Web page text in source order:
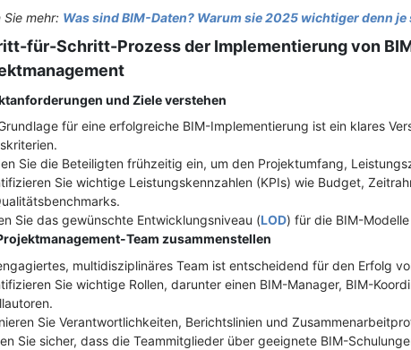
Sie mehr: Was sind BIM-Daten? Warum sie 2025 wichtiger denn
für-Schritt-Prozess der Implementierung von
und Ziele verstehen
für eine erfolgreiche BIM-Implementierung ist ein klares
Sie die Beteiligten frühzeitig ein, um den Projektumfang,
Sie wichtige Leistungskennzahlen (KPIs) wie Budget,
Sie das gewünschte Entwicklungsniveau (LOD) für die BIM-
Team zusammenstellen
multidisziplinäres Team ist entscheidend für den Erfolg
Sie wichtige Rollen, darunter einen BIM-Manager, BIM-
Sie Verantwortlichkeiten, Berichtslinien und
Sie sicher, dass die Teammitglieder über geeignete BIM-